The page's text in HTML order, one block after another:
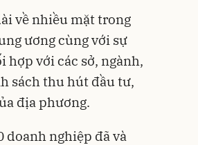
về nhiều mặt trong
ương cùng với sự
hợp với các sở, ngành,
sách thu hút đầu tư,
địa phương.
doanh nghiệp đã và